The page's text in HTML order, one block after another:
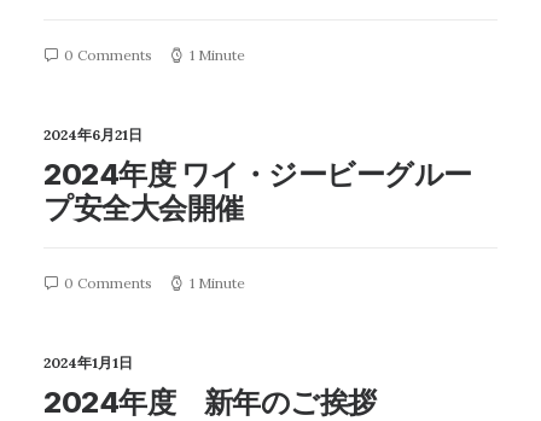
0 Comments 1 Minute
2024年6月21日
2024年度 ワイ・ジービーグルー
プ安全大会開催
0 Comments 1 Minute
2024年1月1日
2024年度 新年のご挨拶